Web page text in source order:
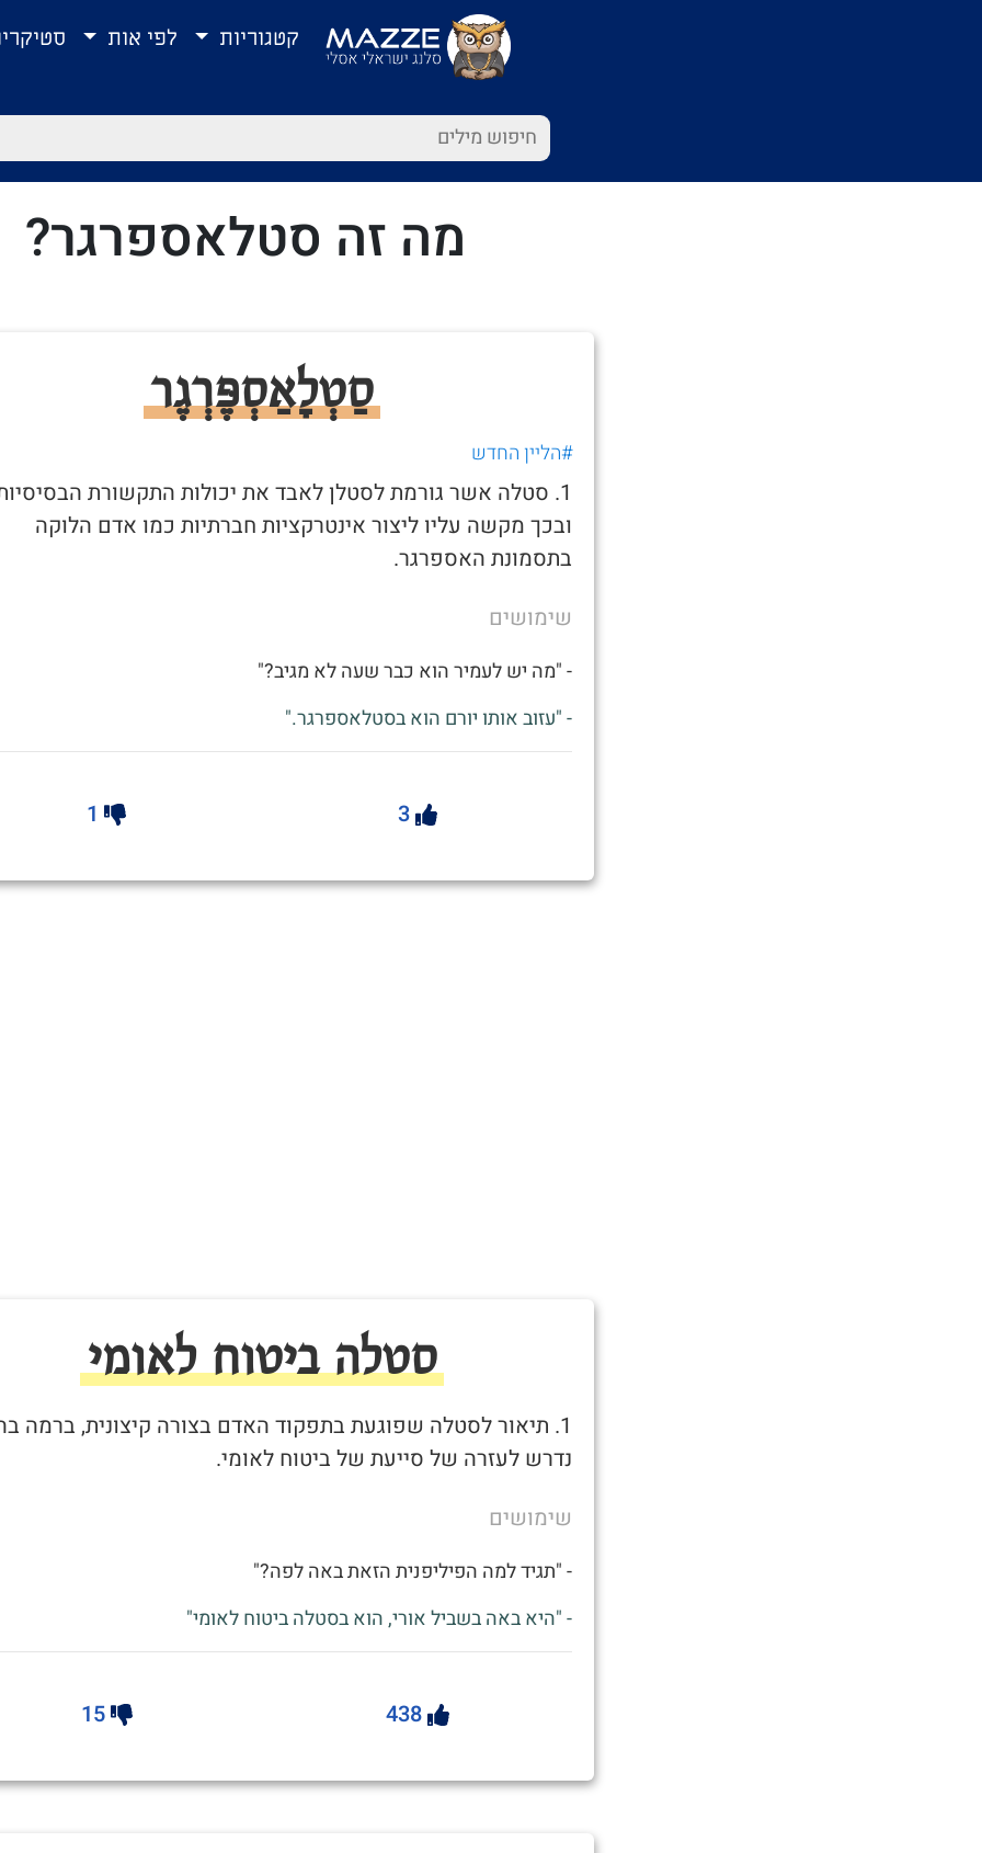
קטגוריות לפי אות
מה זה סטלאספרגר?
סַטְלָאַסְפֶּרְגֶר
#הליין החדש
1. סטלה אשר גורמת לסטלן לאבד את יכולות התקשורת
ובכך מקשה עליו ליצור אינטרקציות חברתיות כמו אדם הלוקה
בתסמונת האספרגר.
שימושים
- "מה יש לעמיר הוא כבר שעה לא מגיב?"
- "עזוב אותו יורם הוא בסטלאספרגר."
3
1
סטלה ביטוח לאומי
1. תיאור לסטלה שפוגעת בתפקוד האדם בצורה קיצונית, ברמה
נדרש לעזרה של סייעת של ביטוח לאומי.
שימושים
- "תגיד למה הפיליפנית הזאת באה לפה?"
- "היא באה בשביל אורי, הוא בסטלה ביטוח לאומי"
438
15